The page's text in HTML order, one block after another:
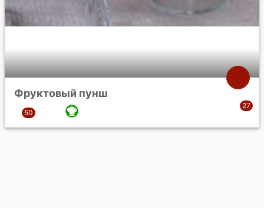
Фруктовый пунш